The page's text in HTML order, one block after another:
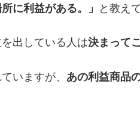
に利益がある。」 と教え
出している人は決まって
いますが、 あの利益商品